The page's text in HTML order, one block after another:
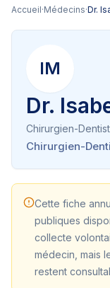
Accueil·Médecins·Dr.
IM
Dr.
Chirurgien-
Chirurgien-
Cette fiche
publiques
collecte
médecin, mais
restent